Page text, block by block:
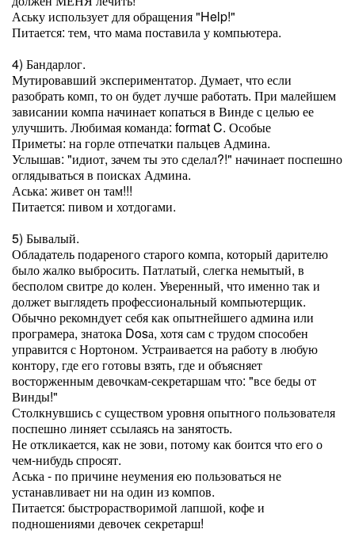
Аську использует для обращения "Help!"
Питается: тем, что мама поставила у компьютера.
4) Бандарлог.
Мутировавший экспериментатор. Думает, что если
разобрать комп, то он будет лучше работать. При малейшем
зависании компа начинает копаться в Винде с целью ее
улучшить. Любимая команда: format C. Особые
Приметы: на горле отпечатки пальцев Админа.
Услышав: "идиот, зачем ты это сделал?!" начинает поспешно
оглядываться в поисках Админа.
Аська: живет он там!!!
Питается: пивом и хотдогами.
5) Бывалый.
Обладатель подареного старого компа, который дарителю
было жалко выбросить. Патлатый, слегка немытый, в
бесполом свитре до колен. Уверенный, что именно так и
должет выглядеть профессиональный компьютерщик.
Обычно рекомндует себя как опытнейшего админа или
програмера, знатока Dosа, хотя сам с трудом способен
управится с Нортоном. Устраивается на работу в любую
контору, где его готовы взять, где и объясняет
восторженным девочкам-секретаршам что: "все беды от
Винды!"
Столкнувшись с существом уровня опытного пользователя
поспешно линяет ссылаясь на занятость.
Не откликается, как не зови, потому как боится что его о
чем-нибудь спросят.
Аська - по причине неумения ею пользоваться не
устанавливает ни на один из компов.
Питается: быстрорастворимой лапшой, кофе и
подношениями девочек секретарш!